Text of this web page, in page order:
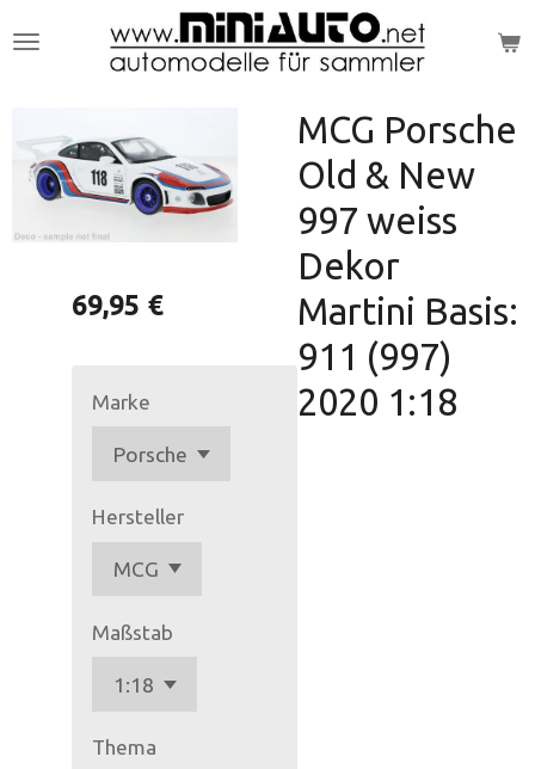
Hauptinhalt
MCG Porsche
Old & New
997 weiss
Dekor
Martini Basis:
911 (997)
2020 1:18
69,95 €
Marke
Hersteller
Maßstab
Thema